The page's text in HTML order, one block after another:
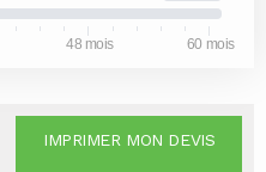
48 mois 60 mois
IMPRIMER MON DEVIS